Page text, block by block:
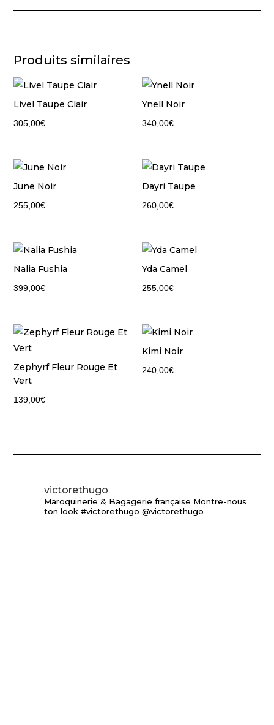
Produits similaires
Livel Taupe Clair
305,00€
Ynell Noir
340,00€
June Noir
255,00€
Dayri Taupe
260,00€
Nalia Fushia
399,00€
Yda Camel
255,00€
Zephyrf Fleur Rouge Et
Vert
139,00€
Kimi Noir
240,00€
victorethugo
Maroquinerie & Bagagerie française Montre-nous
ton look #victorethugo @victorethugo